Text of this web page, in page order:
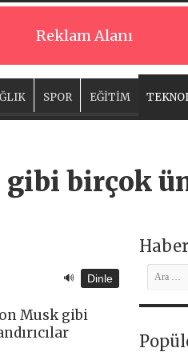
Reklam Alanı
SPOR EĞİTİM
gibi birçok
🔊 Dinle
Musk gibi